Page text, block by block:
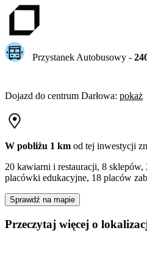
Przystanek Autobusowy -
Dojazd do centrum Darłowa: pokaż
W pobliżu 1 km od tej inwestycji
20 kawiarni i restauracji, 8
placówki edukacyjne, 18 placów
Sprawdź na mapie
Przeczytaj więcej o